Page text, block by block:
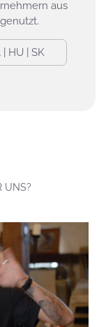
aus
| HU | SK
UNS?